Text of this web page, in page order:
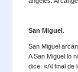
San Miguel
San Miguel
A San Miguel lo
dice: «Al final de